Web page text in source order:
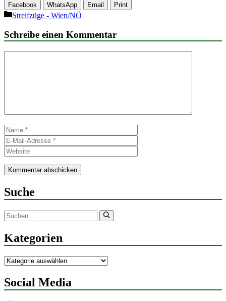
Facebook WhatsApp Email Print
Kategorien
Streifzüge - Wien/NÖ
Schreibe einen Kommentar
Name
Mail-
Adresse
Suche
Suchen
nach:
Kategorien
Kategorien
Social Media